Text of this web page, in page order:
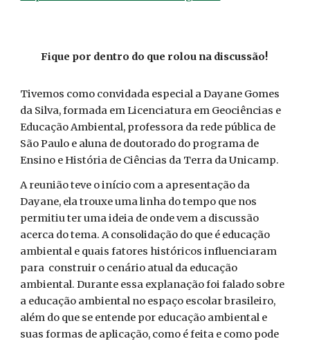
Fique por dentro do que rolou na discussão!
Tivemos como convidada especial a Dayane Gomes
da Silva, formada em Licenciatura em Geociências e
Educação Ambiental, professora da rede pública de
São Paulo e aluna de doutorado do programa de
Ensino e História de Ciências da Terra da Unicamp.
A reunião teve o início com a apresentação da
Dayane, ela trouxe uma linha do tempo que nos
permitiu ter uma ideia de onde vem a discussão
acerca do tema. A consolidação do que é educação
ambiental e quais fatores históricos influenciaram
para construir o cenário atual da educação
ambiental. Durante essa explanação foi falado sobre
a educação ambiental no espaço escolar brasileiro,
além do que se entende por educação ambiental e
suas formas de aplicação, como é feita e como pode